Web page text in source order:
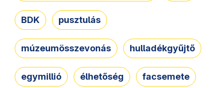
BDK pusztulás
múzeumösszevonás hulladékgyűjtő
egymillió élhetőség facsemete